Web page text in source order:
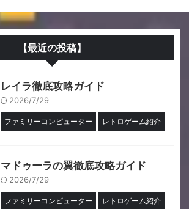
【最近の投稿】
レイラ徹底攻略ガイド
2026/7/29
ファミリーコンピューター レトロゲーム紹介
マドゥーラの翼徹底攻略ガイド
2026/7/29
ファミリーコンピューター レトロゲーム紹介